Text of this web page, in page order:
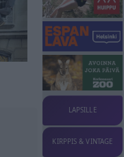
LAPSILLE
KIRPPIS & VINTAGE